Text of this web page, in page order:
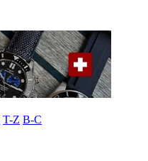
T-Z В-С